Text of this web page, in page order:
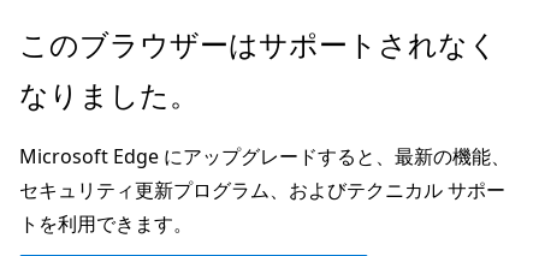
メ
ン
ン
テ
ン
このブラウザーはサポートされなく
なりました。
Microsoft Edge にアップグレードすると、最新の機能、
セキュリティ更新プログラム、およびテクニカル サポー
トを利用できます。